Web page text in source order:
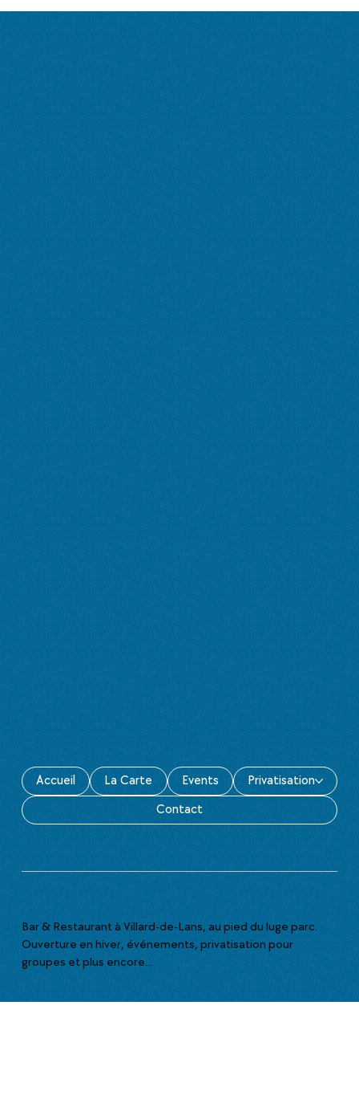
Accueil La Carte Events
Privatisation
Contact
Bar & Restaurant à Villard-de-Lans, au pied du luge parc.
Ouverture en hiver, événements, privatisation pour
groupes et plus encore...